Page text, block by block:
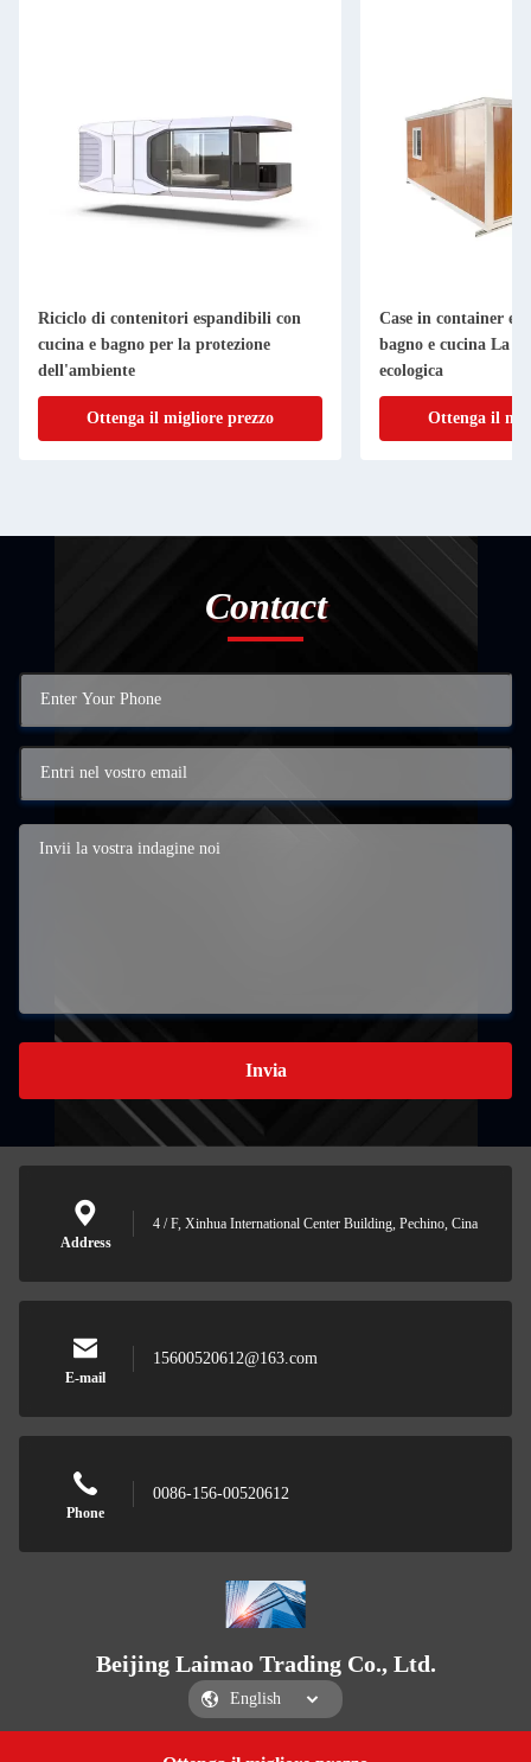
Riciclo di contenitori espandibili con
cucina e bagno per la protezione
dell'ambiente
Ottenga il migliore prezzo
Case in container
bagno e cucina La
ecologica
Ottenga il
Contact
Invia
Address
4 / F, Xinhua International Center Building, Pechino, Cina
E-mail
15600520612@163.com
Phone
0086-156-00520612
Beijing Laimao Trading Co., Ltd.